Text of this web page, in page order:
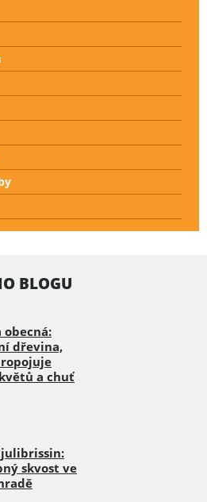
BLOGU
obecná:
dřevina,
a chuť
skvost ve